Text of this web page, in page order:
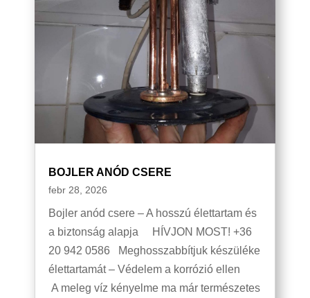
BOJLER ANÓD CSERE
febr 28, 2026
Bojler anód csere – A hosszú élettartam és
a biztonság alapja HÍVJON MOST! +36
20 942 0586 Meghosszabbítjuk készüléke
élettartamát – Védelem a korrózió ellen
A meleg víz kényelme ma már természetes